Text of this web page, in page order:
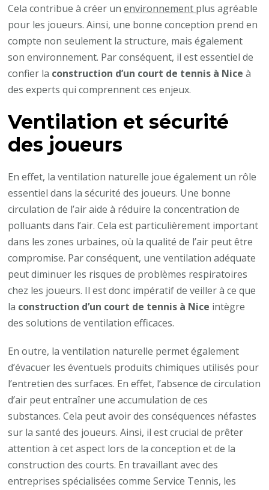
Cela contribue à créer unenvironnement plus agréable
pour les joueurs. Ainsi, une bonne conception prend en
compte non seulement la structure, mais également
son environnement. Par conséquent, il est essentiel de
confier la construction d’un court de tennis à Nice à
des experts qui comprennent ces enjeux.
Ventilation et sécurité
des joueurs
En effet, la ventilation naturelle joue également un rôle
essentiel dans la sécurité des joueurs. Une bonne
circulation de l’air aide à réduire la concentration de
polluants dans l’air. Cela est particulièrement important
dans les zones urbaines, où la qualité de l’air peut être
compromise. Par conséquent, une ventilation adéquate
peut diminuer les risques de problèmes respiratoires
chez les joueurs. Il est donc impératif de veiller à ce que
la construction d’un court de tennis à Nice intègre
des solutions de ventilation efficaces.
En outre, la ventilation naturelle permet également
d’évacuer les éventuels produits chimiques utilisés pour
l’entretien des surfaces. En effet, l’absence de circulation
d’air peut entraîner une accumulation de ces
substances. Cela peut avoir des conséquences néfastes
sur la santé des joueurs. Ainsi, il est crucial de prêter
attention à cet aspect lors de la conception et de la
construction des courts. En travaillant avec des
entreprises spécialisées comme Service Tennis, les